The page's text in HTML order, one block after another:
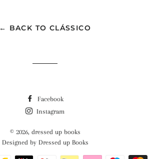
← BACK TO CLÁSSICO
Facebook
Instagram
© 2026, dressed up books
Designed by Dressed up Books